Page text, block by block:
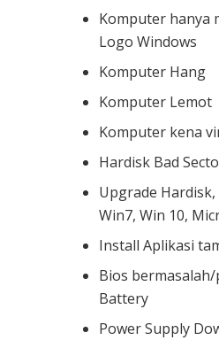
Komputer hanya
Logo Windows
Komputer Hang
Komputer Lemot
Komputer kena
Hardisk Bad
Upgrade Hardisk,
Win7, Win 10,
Install Aplikasi
Bios
Battery
Power Supply